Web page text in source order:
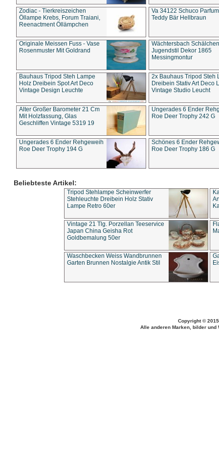
Zodiac - Tierkreiszeichen
Öllampe Krebs, Forum Traiani,
Reenactment Öllämpchen
Va 34122 Schuco
Teddy Bär Hellbraun
Originale Meissen Fuss - Vase
Rosenmuster Mit Goldrand
Wächtersbach Schälchen
Jugendstil Dekor 1865
Messingmontur
Bauhaus Tripod Steh Lampe
Holz Dreibein Spot Art Deco
Vintage Design Leuchte
2x Bauhaus Tripod Steh
Dreibein Stativ Art Deco
Vintage Studio Leucht
Alter Großer Barometer 21 Cm
Mit Holzfassung, Glas
Geschliffen Vintage 5319 19
Ungerades 6 Ender
Roe Deer Trophy 242 G
Ungerades 6 Ender Rehgeweih
Roe Deer Trophy 194 G
Schönes 6 Ender
Roe Deer Trophy 186 G
Beliebteste Artikel:
Tripod Stehlampe Scheinwerfer
Stehleuchte Dreibein Holz Stativ
Lampe Retro 60er
Vintage 21 Tlg. Porzellan Teeservice
Japan China Geisha Rot
Goldbemalung 50er
Waschbecken Weiss Wandbrunnen
Garten Brunnen Nostalgie Antik Stil
Copyright ©
Alle anderen Marken, bilder und